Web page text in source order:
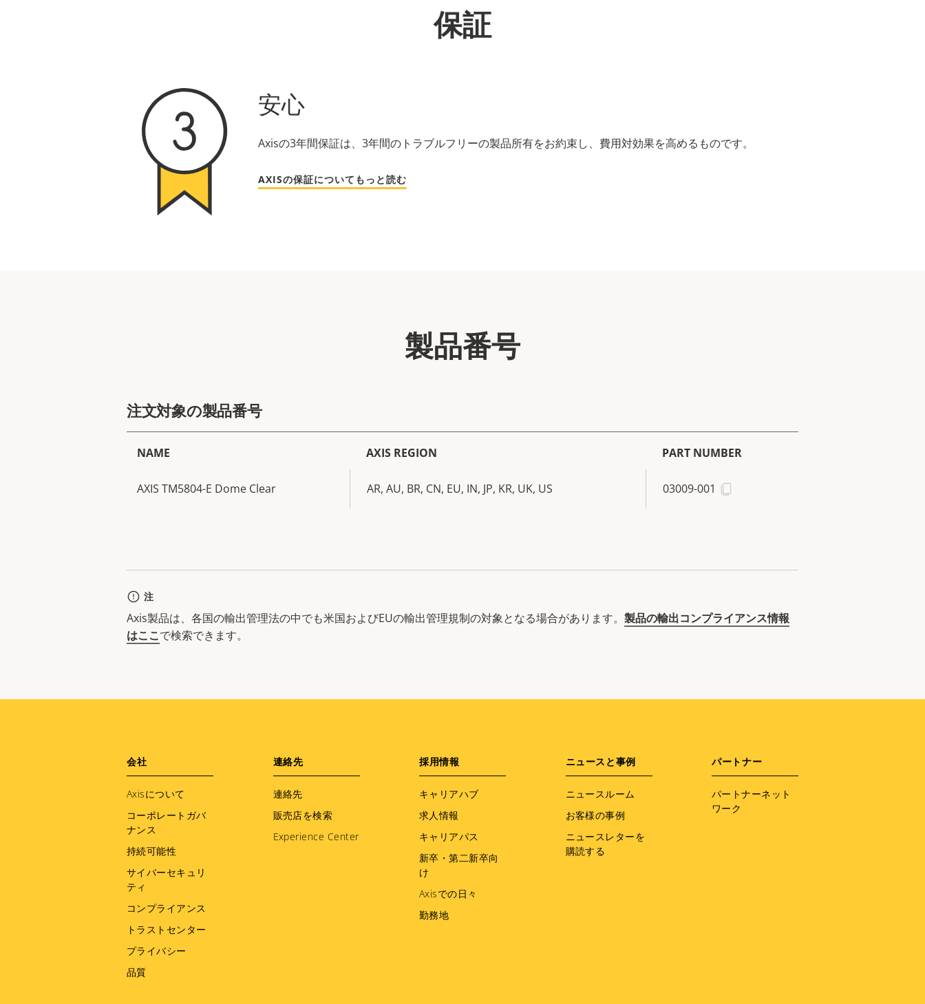
保証
安心
Axisの3年間保証は、3年間のトラブルフリーの製品所有をお約束し、費用対効果を高めるものです。
AXISの保証についてもっと読む
製品番号
注文対象の製品番号
NAME AXIS REGION PART NUMBER
AXIS TM5804-E Dome Clear AR, AU, BR, CN, EU, IN, JP, KR, UK, US 03009-001
注
Axis製品は、各国の輸出管理法の中でも米国およびEUの輸出管理規制の対象となる場合があります。 製品の輸出コンプライアンス情報
はここで検索できます。
Footer
menu
会社
Axisについて
コーポレートガバ
ナンス
持続可能性
サイバーセキュリ
ティ
コンプライアンス
トラストセンター
プライバシー
品質
連絡先
連絡先
販売店を検索
Experience Center
採用情報
キャリアハブ
求人情報
キャリアパス
新卒・第二新卒向
け
Axisでの日々
勤務地
ニュースと事例
ニュースルーム
お客様の事例
ニュースレターを
購読する
パートナー
パートナーネット
ワーク